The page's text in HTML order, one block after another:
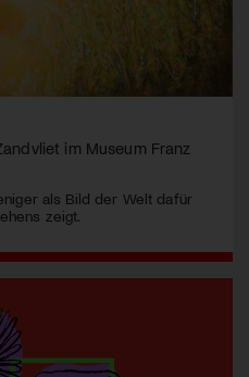
im Museum Franz
als Bild der Welt dafür
zeigt.